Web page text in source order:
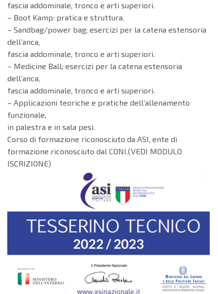
fascia addominale, tronco e arti superiori.
– Boot Kamp: pratica e struttura.
– Sandbag/power bag; esercizi per la catena estensoria
dell’anca,
fascia addominale, tronco e arti superiori.
– Medicine Ball; esercizi per la catena estensoria
dell’anca,
fascia addominale, tronco e arti superiori.
– Applicazioni teoriche e pratiche dell’allenamento
funzionale,
in palestra e in sala pesi.
Corso di formazione riconosciuto da ASI, ente di
formazione riconosciuto dal CONI.(VEDI MODULO
ISCRIZIONE)